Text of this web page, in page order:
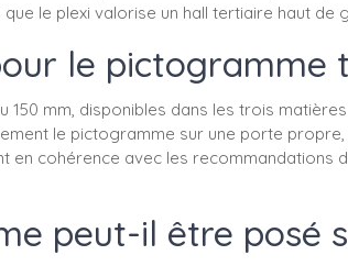
le plexi valorise un hall tertiaire haut de
le pictogramme
mm, disponibles dans les trois
le pictogramme sur une porte
cohérence avec les recommandations
peut-il être posé